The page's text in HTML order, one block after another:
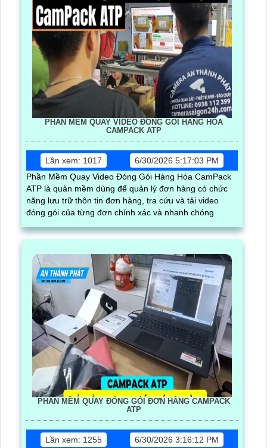
PHẦN MỀM QUAY VIDEO ĐÓNG GÓI HÀNG HÓA
CAMPACK ATP
Lần xem: 1017
6/30/2026 5:17:03 PM
Phần Mềm Quay Video Đóng Gói Hàng Hóa CamPack
ATP là quàn mềm dùng để quản lý đơn hàng có chức
năng lưu trữ thôn tin đơn hàng, tra cứu và tải video
đóng gói của từng đơn chính xác và nhanh chóng
PHẦN MỀM QUAY ĐÓNG GÓI ĐƠN HÀNG CAMPACK
ATP
Lần xem: 1255
6/30/2026 3:16:12 PM